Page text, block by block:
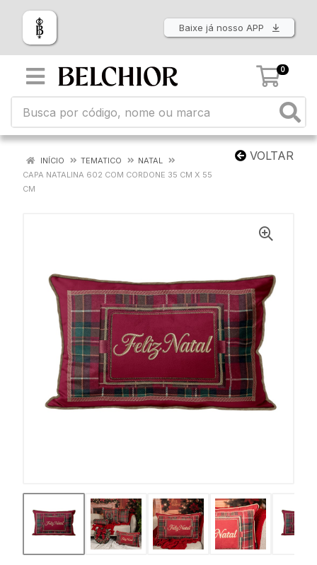
Baixe já nosso APP
0
VOLTAR
INÍCIO TEMATICO
NATAL
CAPA NATALINA 602 COM CORDONE 35 CM X 55
CM